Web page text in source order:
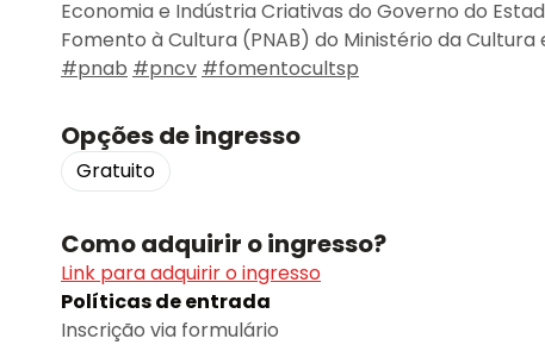
Economia e Indústria Criativas do Governo do
Fomento à Cultura (PNAB) do Ministério da Cultura
#pnab #pncv #fomentocultsp
Opções de ingresso
Gratuito
Como adquirir o ingresso?
Link para adquirir o ingresso
Políticas de entrada
Inscrição via formulário